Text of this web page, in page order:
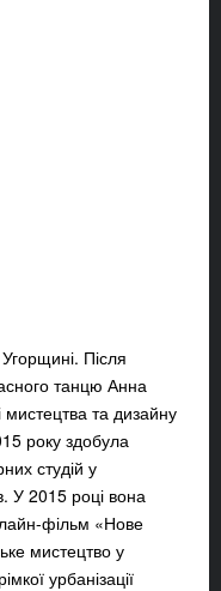
Після
танцю Анна
мистецтва та дизайну
року здобула
студій у
У 2015 році вона
фільм «Нове
мистецтво у
урбанізації